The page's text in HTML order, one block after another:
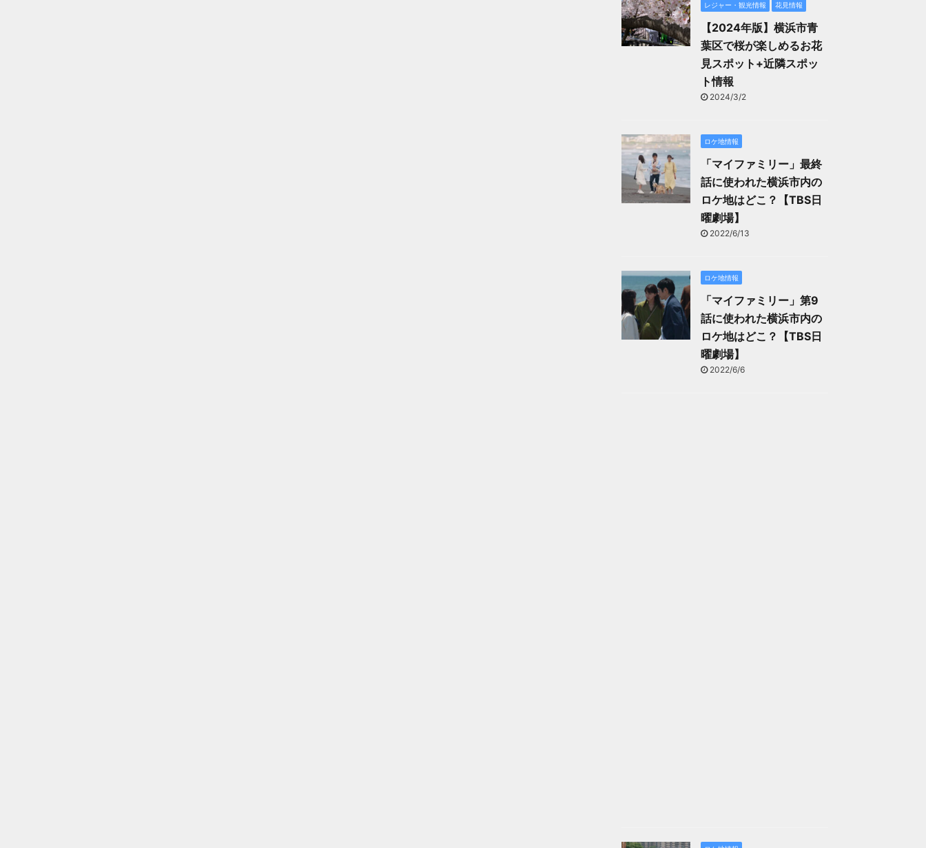
レジャー・観光情報 花見情報
【2024年版】横浜市青
葉区で桜が楽しめるお花
見スポット+近隣スポッ
ト情報
2024/3/2
ロケ地情報
「マイファミリー」最終
話に使われた横浜市内の
ロケ地はどこ？【TBS日
曜劇場】
2022/6/13
ロケ地情報
「マイファミリー」第9
話に使われた横浜市内の
ロケ地はどこ？【TBS日
曜劇場】
2022/6/6